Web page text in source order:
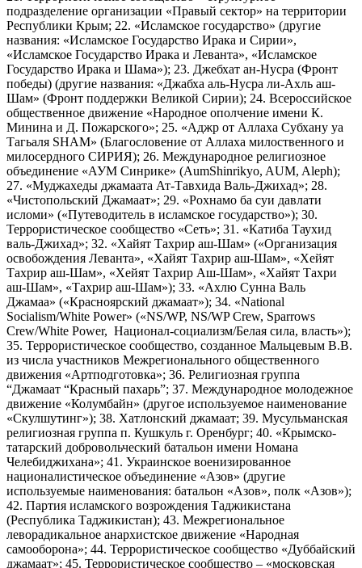
подразделение организации «Правый сектор» на территории
Республики Крым; 22. «Исламское государство» (другие
названия: «Исламское Государство Ирака и Сирии»,
«Исламское Государство Ирака и Леванта», «Исламское
Государство Ирака и Шама»); 23. Джебхат ан-Нусра (Фронт
победы) (другие названия: «Джабха аль-Нусра ли-Ахль аш-
Шам» (Фронт поддержки Великой Сирии); 24. Всероссийское
общественное движение «Народное ополчение имени К.
Минина и Д. Пожарского»; 25. «Аджр от Аллаха Субхану уа
Тагьаля SHAM» (Благословение от Аллаха милоственного и
милосердного СИРИЯ); 26. Международное религиозное
объединение «АУМ Синрике» (AumShinrikyo, AUM, Aleph);
27. «Муджахеды джамаата Ат-Тавхида Валь-Джихад»; 28.
«Чистопольский Джамаат»; 29. «Рохнамо ба суи давлати
исломи» («Путеводитель в исламское государство»); 30.
Террористическое сообщество «Сеть»; 31. «Катиба Таухид
валь-Джихад»; 32. «Хайят Тахрир аш-Шам» («Организация
освобождения Леванта», «Хайят Тахрир аш-Шам», «Хейят
Тахрир аш-Шам», «Хейят Тахрир Аш-Шам», «Хайят Тахри
аш-Шам», «Тахрир аш-Шам»); 33. «Ахлю Сунна Валь
Джамаа» («Красноярский джамаат»); 34. «National
Socialism/White Power» («NS/WP, NS/WP Crew, Sparrows
Crew/White Power, Национал-социализм/Белая сила, власть»);
35. Террористическое сообщество, созданное Мальцевым В.В.
из числа участников Межрегионального общественного
движения «Артподготовка»; 36. Религиозная группа
“Джамаат “Красный пахарь”; 37. Международное молодежное
движение «Колумбайн» (другое используемое наименование
«Скулшутинг»); 38. Хатлонский джамаат; 39. Мусульманская
религиозная группа п. Кушкуль г. Оренбург; 40. «Крымско-
татарский добровольческий батальон имени Номана
Челебиджихана»; 41. Украинское военизированное
националистическое объединение «Азов» (другие
используемые наименования: батальон «Азов», полк «Азов»);
42. Партия исламского возрождения Таджикистана
(Республика Таджикистан); 43. Межрегиональное
леворадикальное анархистское движение «Народная
самооборона»; 44. Террористическое сообщество «Дуббайский
джамаат»; 45. Террористическое сообщество – «московская